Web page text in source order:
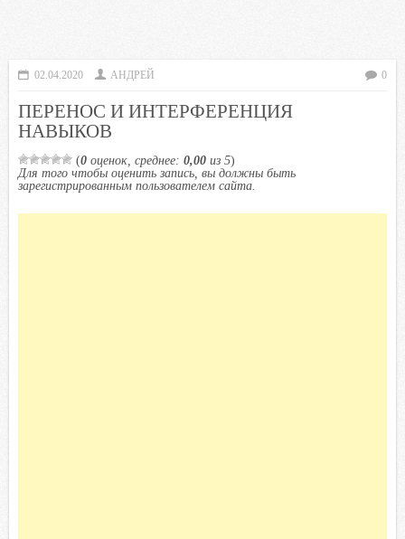
02.04.2020 АНДРЕЙ 0
ПЕРЕНОС И ИНТЕРФЕРЕНЦИЯ
НАВЫКОВ
(0 оценок, среднее: 0,00 из 5)
Для того чтобы оценить запись, вы должны быть
зарегистрированным пользователем сайта.